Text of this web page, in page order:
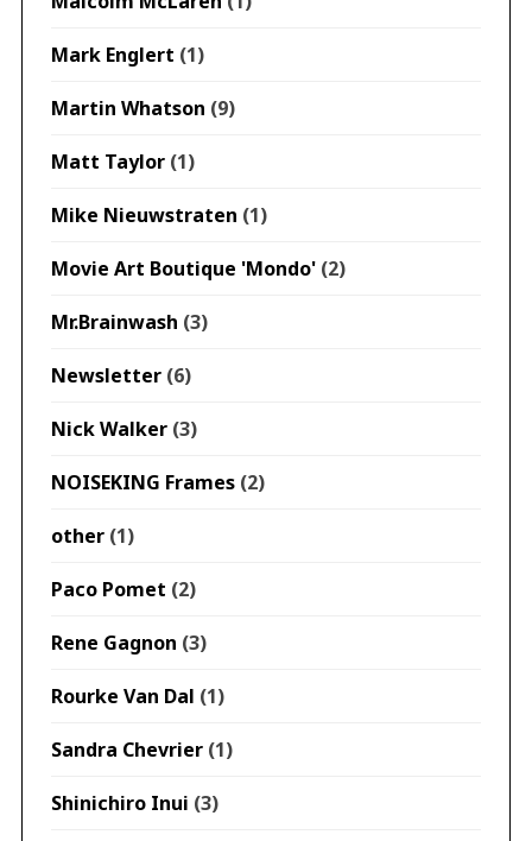
Mark Englert (1)
Martin Whatson (9)
Matt Taylor(1)
Mike Nieuwstraten (1)
Movie Art Boutique 'Mondo'(2)
Mr.Brainwash (3)
Newsletter(6)
Nick Walker(3)
NOISEKING Frames(2)
other(1)
Paco Pomet (2)
Rene Gagnon (3)
Rourke Van Dal (1)
Sandra Chevrier(1)
Shinichiro Inui (3)